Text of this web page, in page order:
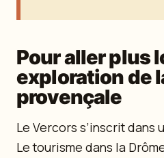
Pour aller plus
exploration de
provençale
Le Vercors s’inscrit
Le tourisme dans la